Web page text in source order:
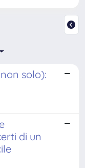
solo):
di un